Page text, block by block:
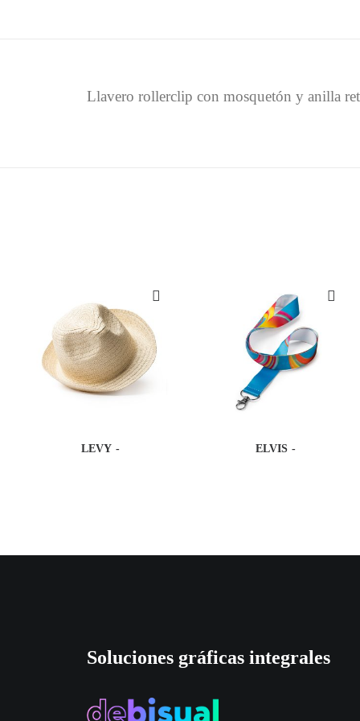
Llavero rollerclip con mosquetón y anilla
LEVY ELVIS
Soluciones gráficas integrales